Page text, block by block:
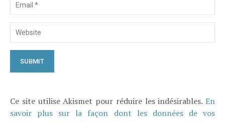
Ce site utilise Akismet pour réduire les indésirables. En
savoir plus sur la façon dont les données de vos